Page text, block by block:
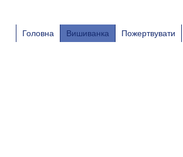
Головна Вишиванка Пожертвувати